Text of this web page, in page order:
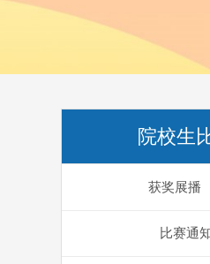
院校生
获奖展播
比赛通